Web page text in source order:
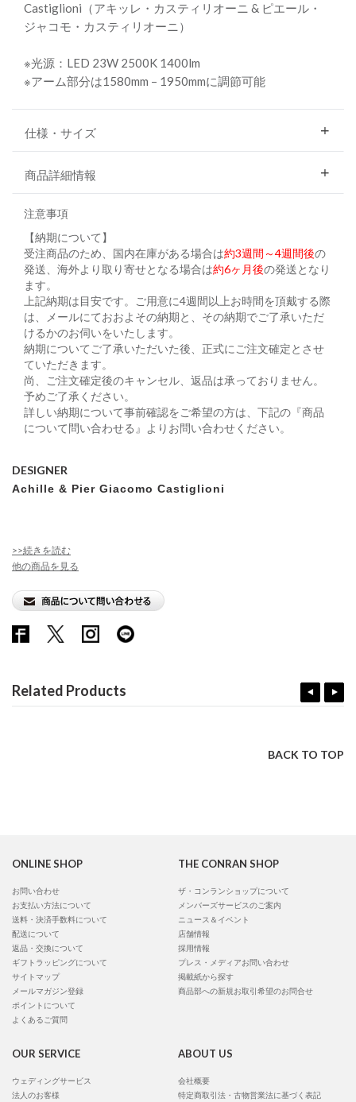
Castiglioni（アキッレ・カスティリオーニ & ピエール・
ジャコモ・カスティリオーニ）
※光源：LED 23W 2500K 1400lm
※アーム部分は1580mm – 1950mmに調節可能
仕様・サイズ
商品詳細情報
注意事項
【納期について】
受注商品のため、国内在庫がある場合は約3週間～4週間後の
発送、海外より取り寄せとなる場合は約6ヶ月後の発送となり
ます。
上記納期は目安です。ご用意に4週間以上お時間を頂戴する際
は、メールにておおよその納期と、その納期でご了承いただ
けるかのお伺いをいたします。
納期についてご了承いただいた後、正式にご注文確定とさせ
ていただきます。
尚、ご注文確定後のキャンセル、返品は承っておりません。
予めご了承ください。
詳しい納期について事前確認をご希望の方は、下記の『商品
について問い合わせる』よりお問い合わせください。
DESIGNER
Achille & Pier Giacomo Castiglioni
>>続きを読む
他の商品を見る
Related Products
BACK TO TOP
ONLINE SHOP
お問い合わせ
お支払い方法について
送料・決済手数料について
配送について
返品・交換について
ギフトラッピングについて
サイトマップ
メールマガジン登録
ポイントについて
よくあるご質問
THE CONRAN SHOP
ザ・コンランショップについて
メンバーズサービスのご案内
ニュース＆イベント
店舗情報
採用情報
プレス・メディアお問い合わせ
掲載紙から探す
商品部への新規お取引希望のお問合せ
OUR SERVICE
ウェディングサービス
法人のお客様
ABOUT US
会社概要
特定商取引法・古物営業法に基づく表記